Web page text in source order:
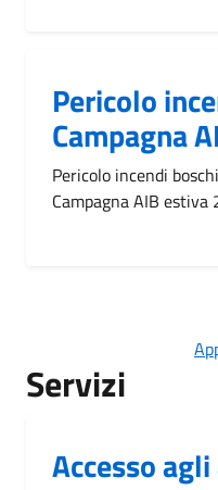
Pericolo
Campagna
Pericolo incendi
Campagna AIB
Servizi
Accesso